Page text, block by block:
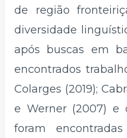
de região
diversidade
após buscas em
encontrados
Colarges (2019);
e Werner (2007) e
foram